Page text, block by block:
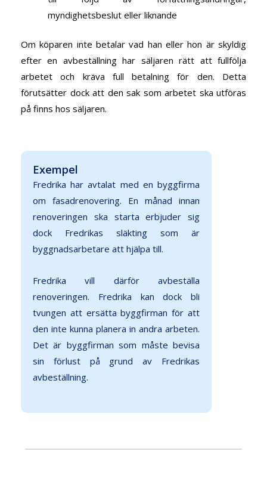
myndighetsbeslut eller liknande
Om köparen inte betalar vad han eller hon är skyldig
efter en avbeställning har säljaren rätt att fullfölja
arbetet och kräva full betalning för den. Detta
förutsätter dock att den sak som arbetet ska utföras
på finns hos säljaren.
Exempel
Fredrika har avtalat med en byggfirma
om fasadrenovering. En månad innan
renoveringen ska starta erbjuder sig
dock Fredrikas släkting som är
byggnadsarbetare att hjälpa till.
Fredrika vill därför avbeställa
renoveringen. Fredrika kan dock bli
tvungen att ersätta byggfirman för att
den inte kunna planera in andra arbeten.
Det är byggfirman som måste bevisa
sin förlust på grund av Fredrikas
avbeställning.